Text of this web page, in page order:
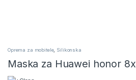
Oprema za mobitele, Silikonska
Maska za Huawei honor 8x